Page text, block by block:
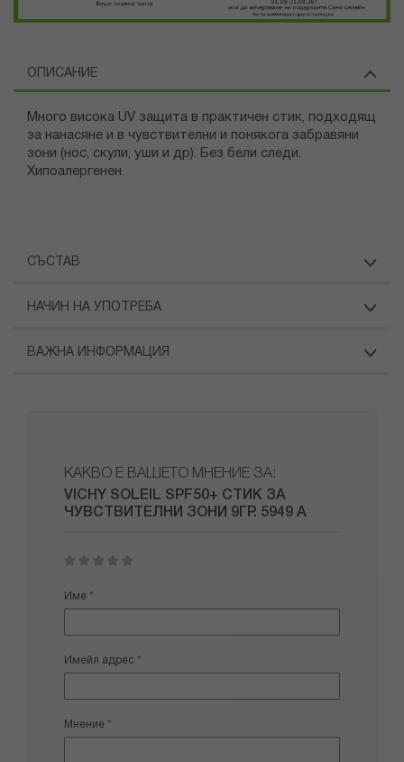
ОПИСАНИЕ
Много висока UV защита в практичен стик, подходящ
за нанасяне и в чувствителни и понякога забравяни
зони (нос, скули, уши и др). Без бели следи.
Хипоалергенен.
СЪСТАВ
НАЧИН НА УПОТРЕБА
ВАЖНА ИНФОРМАЦИЯ
КАКВО Е ВАШЕТО МНЕНИЕ ЗА:
VICHY SOLEIL SPF50+ СТИК ЗА
ЧУВСТВИТЕЛНИ ЗОНИ 9ГР. 5949 А
star
stars
stars
stars
stars
Име
Имейл адрес
Мнение